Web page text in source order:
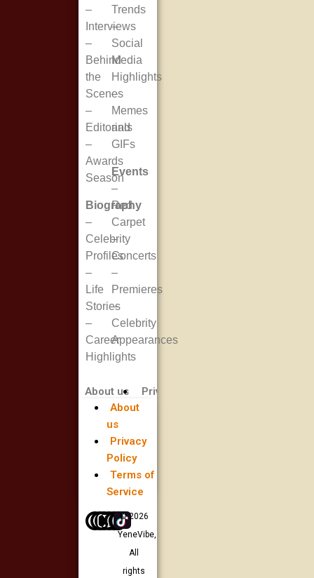
–
Interviews
–
Behind
the
Scenes
–
Editorials
–
Awards
Season
Biography
–
Celebrity
Profiles
–
Life
Stories
–
Career
Highlights
Trends
–
Social
Media
Highlights
–
Memes
and
GIFs
Events
–
Red
Carpet
–
Concerts
–
Premieres
–
Celebrity
Appearances
About us Privacy Policy
About
us
Privacy
Policy
Terms of
Service
© 2026
YeneVibe,
All
rights